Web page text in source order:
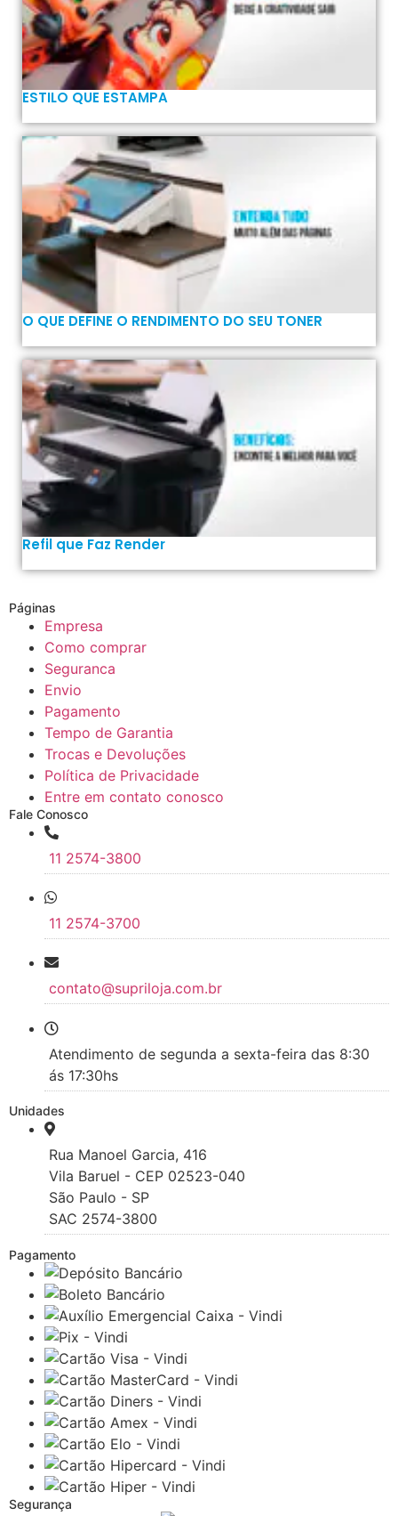
ESTILO QUE ESTAMPA
O QUE DEFINE O RENDIMENTO DO SEU TONER
Refil que Faz Render
Páginas
Empresa
Como comprar
Seguranca
Envio
Pagamento
Tempo de Garantia
Trocas e Devoluções
Política de Privacidade
Entre em contato conosco
Fale Conosco
11 2574-3800
11 2574-3700
contato@supriloja.com.br
Atendimento de segunda a sexta-feira das 8:30
ás 17:30hs
Unidades
Rua Manoel Garcia, 416
Vila Baruel - CEP 02523-040
São Paulo - SP
SAC 2574-3800
Pagamento
Segurança